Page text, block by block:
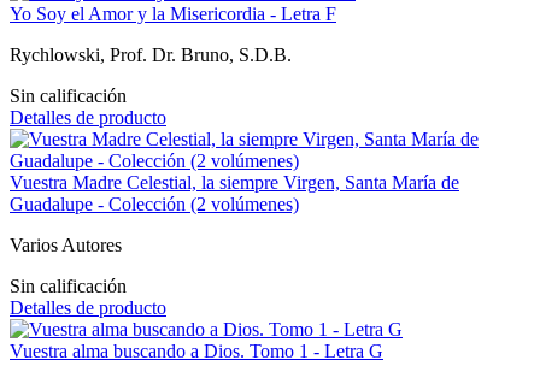
Yo Soy el Amor y la Misericordia - Letra F
Rychlowski, Prof. Dr. Bruno, S.D.B.
Sin calificación
Detalles de producto
Vuestra Madre Celestial, la siempre Virgen, Santa María de
Guadalupe - Colección (2 volúmenes)
Varios Autores
Sin calificación
Detalles de producto
Vuestra alma buscando a Dios. Tomo 1 - Letra G